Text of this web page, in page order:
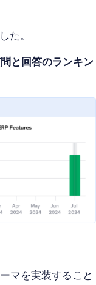
た。
と回答のランキン
マを実装すること